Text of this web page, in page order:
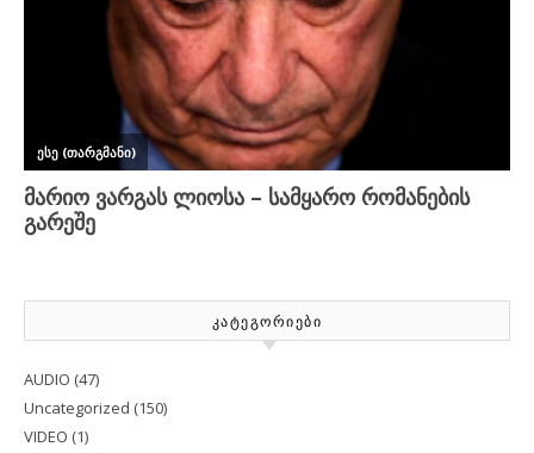
ᲙᲐᲢᲔᲒᲝᲠᲘᲔᲑᲘ
AUDIO (47)
Uncategorized (150)
VIDEO (1)